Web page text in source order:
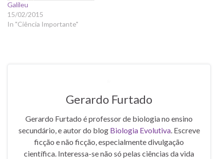
Galileu
15/02/2015
In "Ciência Importante"
Gerardo Furtado
Gerardo Furtado é professor de biologia no ensino
secundário, e autor do blog Biologia Evolutiva. Escreve
ficção e não ficção, especialmente divulgação
científica. Interessa-se não só pelas ciências da vida